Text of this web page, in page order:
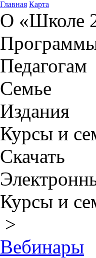
Главная Карта
О «Школе
Педагогам
Семье
Издания
Курсы и
Скачать
Курсы и
>
Вебинары